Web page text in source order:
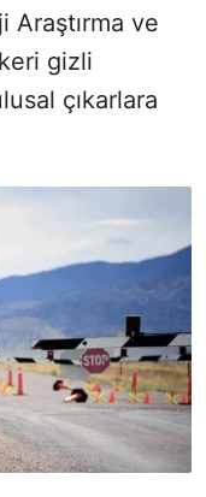
Araştırma ve
gizli
çıkarlara